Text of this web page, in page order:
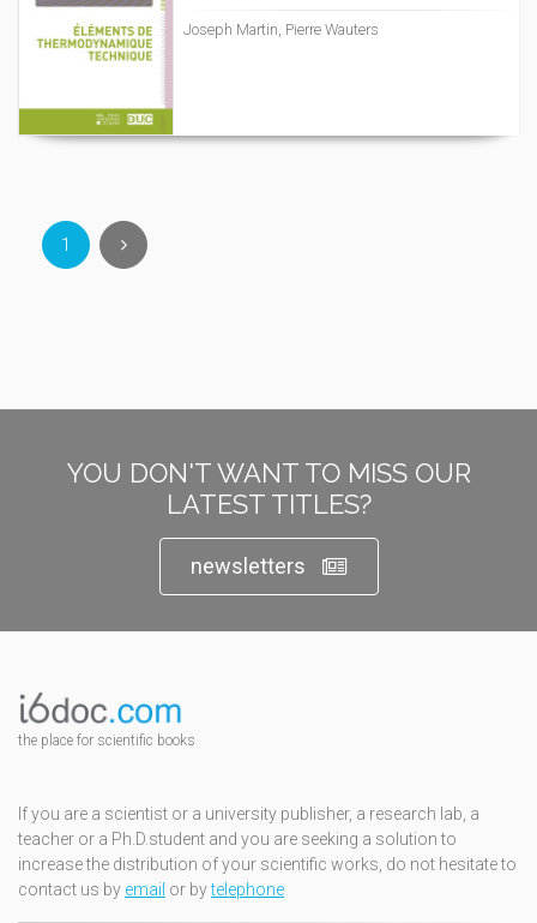
Joseph Martin, Pierre Wauters
1
YOU DON'T WANT TO MISS OUR
LATEST TITLES?
newsletters
the place for scientific books
If you are a scientist or a university publisher, a research lab, a
teacher or a Ph.D.student and you are seeking a solution to
increase the distribution of your scientific works, do not hesitate to
contact us by email or bytelephone